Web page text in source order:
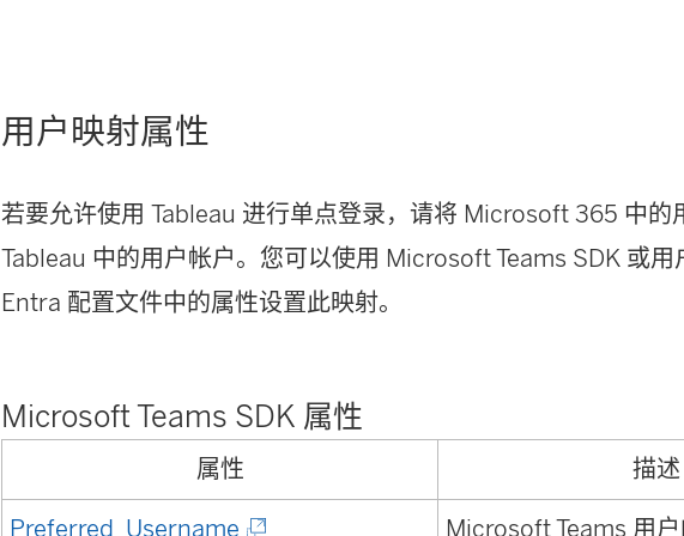
用户映射属性
若要允许使用 Tableau 进行单点登录，请将 Microsoft 365 中的
Tableau 中的用户帐户。您可以使用 Microsoft Teams SDK 或
Entra 配置文件中的属性设置此映射。
Microsoft Teams SDK 属性
属性 描述
Preferred_Username ( Microsoft Teams 用